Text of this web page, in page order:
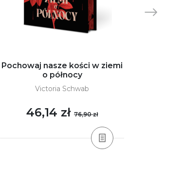
Pochowaj nasze kości w ziemi
o północy
Victoria Schwab
46,14 zł 76,90 zł